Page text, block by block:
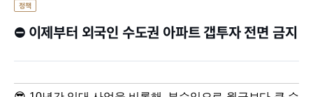
정책
⛔ 이제부터 외국인 수도권 아파트 갭투자 전면 금지